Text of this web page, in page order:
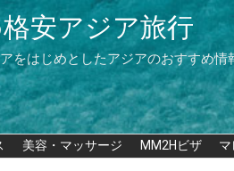
安アジア旅行
をはじめとしたアジアのおすすめ情
美容・マッサージ MM2Hビザ